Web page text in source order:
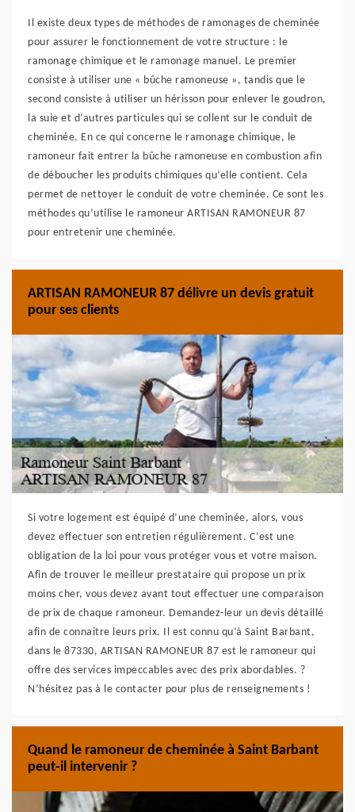
Il existe deux types de méthodes de ramonages de cheminée
pour assurer le fonctionnement de votre structure : le
ramonage chimique et le ramonage manuel. Le premier
consiste à utiliser une « bûche ramoneuse », tandis que le
second consiste à utiliser un hérisson pour enlever le goudron,
la suie et d’autres particules qui se collent sur le conduit de
cheminée. En ce qui concerne le ramonage chimique, le
ramoneur fait entrer la bûche ramoneuse en combustion afin
de déboucher les produits chimiques qu’elle contient. Cela
permet de nettoyer le conduit de votre cheminée. Ce sont les
méthodes qu’utilise le ramoneur ARTISAN RAMONEUR 87
pour entretenir une cheminée.
ARTISAN RAMONEUR 87 délivre un devis gratuit
pour ses clients
Si votre logement est équipé d’une cheminée, alors, vous
devez effectuer son entretien régulièrement. C’est une
obligation de la loi pour vous protéger vous et votre maison.
Afin de trouver le meilleur prestataire qui propose un prix
moins cher, vous devez avant tout effectuer une comparaison
de prix de chaque ramoneur. Demandez-leur un devis détaillé
afin de connaitre leurs prix. Il est connu qu’à Saint Barbant,
dans le 87330, ARTISAN RAMONEUR 87 est le ramoneur qui
offre des services impeccables avec des prix abordables. ?
N’hésitez pas à le contacter pour plus de renseignements !
Quand le ramoneur de cheminée à Saint Barbant
peut-il intervenir ?